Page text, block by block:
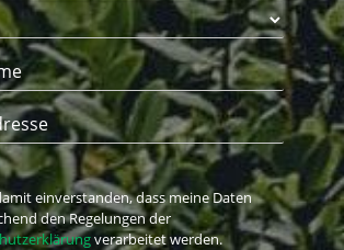
einverstanden, dass meine Daten
den Regelungen der
verarbeitet werden.